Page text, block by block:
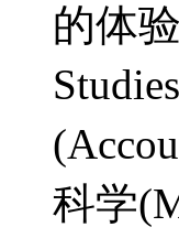
的体
科学